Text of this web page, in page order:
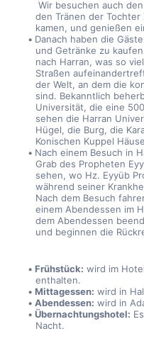
den Tränen der Tochter
kamen, und genießen
Danach haben die
und Getränke zu
nach Harran, was so
Straßen
der Welt, an dem die
sind. Bekanntlich
Universität, die eine
sehen die Harran
Hügel, die Burg, die
Konischen Kuppel
Nach einem Besuch in
Grab des Propheten
sehen, wo Hz. Eyyüb
während seiner
Nach dem Besuch
einem Abendessen im
dem Abendessen
und beginnen die
Frühstück: wird im
enthalten.
Mittagessen: wird in
Abendessen: wird in
Übernachtungshotel:
Nacht.